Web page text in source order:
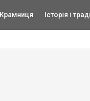
Крамниця Історія і